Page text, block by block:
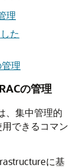
理
た
理
の管理
、集中管理的
できるコマン
に基